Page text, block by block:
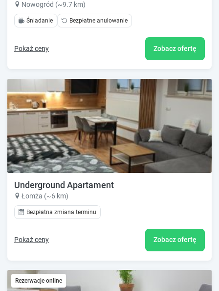
Nowogród (~9.7 km)
Śniadanie Bezpłatne anulowanie
Pokaż ceny Zobacz ofertę
Underground Apartament
Łomża (~6 km)
Bezpłatna zmiana terminu
Pokaż ceny Zobacz ofertę
Rezerwacje online